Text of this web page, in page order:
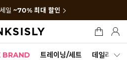
일 ~70% 최대 할인
BRAND 트레이닝/세트 데일리세트